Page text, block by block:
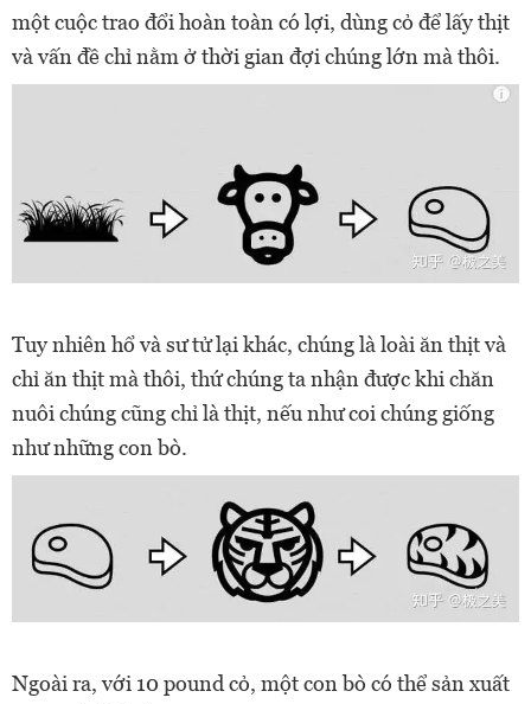
một cuộc trao đổi hoàn toàn có lợi, dùng cỏ để lấy thịt
và vấn đề chỉ nằm ở thời gian đợi chúng lớn mà thôi.
Tuy nhiên hổ và sư tử lại khác, chúng là loài ăn thịt và
chỉ ăn thịt mà thôi, thứ chúng ta nhận được khi chăn
nuôi chúng cũng chỉ là thịt, nếu như coi chúng giống
như những con bò.
Ngoài ra, với 10 pound cỏ, một con bò có thể sản xuất